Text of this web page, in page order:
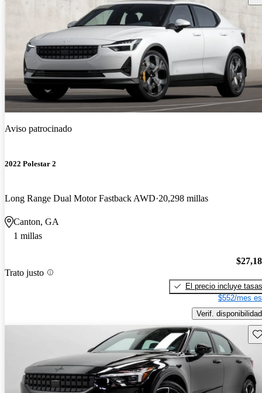
Aviso patrocinado
2022 Polestar 2
Long Range Dual Motor Fastback AWD 20,298 millas
Canton, GA
1 millas
Trato justo
El precio incluye tasas
$552/mes
Verif. disponibilidad